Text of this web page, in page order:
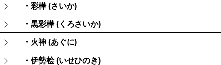
・彩樺 (さいか)
・黒彩樺 (くろさいか)
・火神 (あぐに)
・伊勢桧 (いせひのき)